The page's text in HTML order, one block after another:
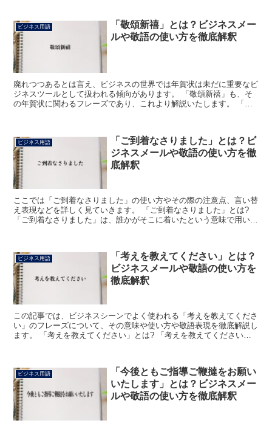
ビジネス用語
「敬頌新禧」とは？ビジネスメー
ルや敬語の使い方を徹底解釈
廃れつつあるとは言え、ビジネスの世界では年賀状は未だに重要なビ
ジネスツールとして扱われる傾向があります。 「敬頌新禧」も、そ
の年賀状に関わるフレーズであり、これより解説いたします。 「敬
ビジネス用語
「ご到着なさりました」とは？ビ
ジネスメールや敬語の使い方を徹
底解釈
ここでは「ご到着なさりました」の使い方やその際の注意点、言い替
え表現などを詳しく見ていきます。 「ご到着なさりました」とは?
「ご到着なさりました」は、誰かがそこに着いたという意味で用いま
ビジネス用語
「考えを教えてください」とは？
ビジネスメールや敬語の使い方を
徹底解釈
この記事では、ビジネスシーンでよく使われる「考えを教えてくださ
い」のフレーズについて、その意味や使い方や敬語表現を徹底解説し
ます。 「考えを教えてください」とは? 「考えを教えてください」
ビジネス用語
「今後ともご指導ご鞭撻をお願い
いたします」とは？ビジネスメー
ルや敬語の使い方を徹底解釈